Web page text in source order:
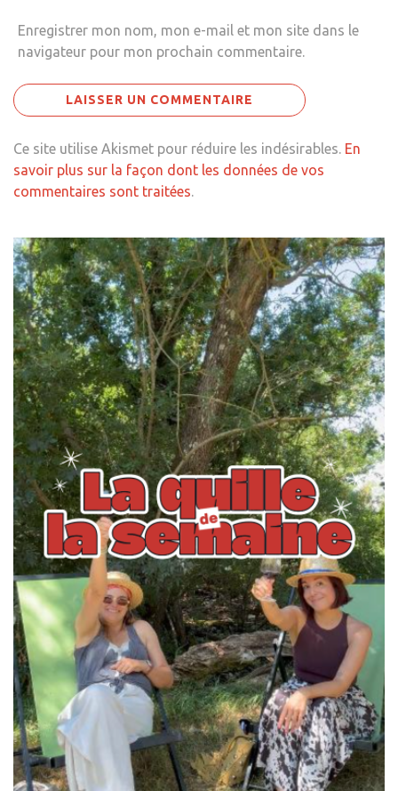
Enregistrer mon nom, mon e-mail et mon site dans le
navigateur pour mon prochain commentaire.
Ce site utilise Akismet pour réduire les indésirables. En
savoir plus sur la façon dont les données de vos
commentaires sont traitées.